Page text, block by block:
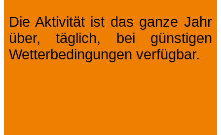
Die Aktivität ist das ganze Jahr
über, täglich, bei günstigen
Wetterbedingungen verfügbar.